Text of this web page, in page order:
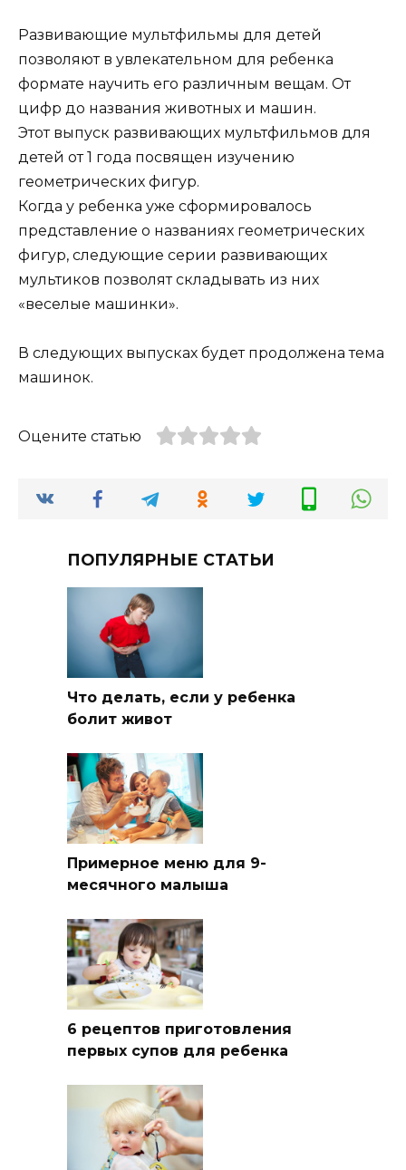
Развивающие мультфильмы для детей
позволяют в увлекательном для ребенка
формате научить его различным вещам. От
цифр до названия животных и машин.
Этот выпуск развивающих мультфильмов для
детей от 1 года посвящен изучению
геометрических фигур.
Когда у ребенка уже сформировалось
представление о названиях геометрических
фигур, следующие серии развивающих
мультиков позволят складывать из них
«веселые машинки».
В следующих выпусках будет продолжена тема
машинок.
Оцените статью
ПОПУЛЯРНЫЕ СТАТЬИ
Что делать, если у ребенка
болит живот
Примерное меню для 9-
месячного малыша
6 рецептов приготовления
первых супов для ребенка